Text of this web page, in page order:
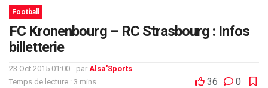
Football
FC Kronenbourg – RC Strasbourg : Infos
billetterie
23 Oct 2015 01:00 par Alsa'Sports
Temps de lecture : 3 mins
36 0